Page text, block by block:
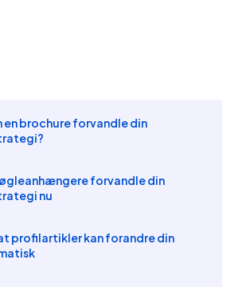
en brochure forvandle din
forvandle din
nu
profilartikler kan forandre din